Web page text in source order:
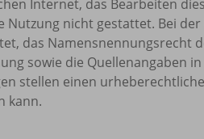
Internet, das Bearbeiten
nicht gestattet. Bei
das Namensnennungsrecht
sowie die Quellenangaben
stellen einen
kann.